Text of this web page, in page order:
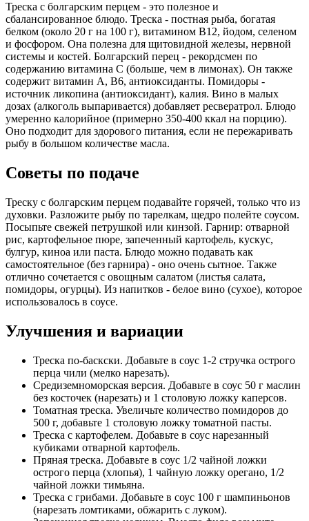
Треска с болгарским перцем - это полезное и
сбалансированное блюдо. Треска - постная рыба, богатая
белком (около 20 г на 100 г), витамином B12, йодом, селеном
и фосфором. Она полезна для щитовидной железы, нервной
системы и костей. Болгарский перец - рекордсмен по
содержанию витамина C (больше, чем в лимонах). Он также
содержит витамин A, B6, антиоксиданты. Помидоры -
источник ликопина (антиоксидант), калия. Вино в малых
дозах (алкоголь выпаривается) добавляет ресвератрол. Блюдо
умеренно калорийное (примерно 350-400 ккал на порцию).
Оно подходит для здорового питания, если не пережаривать
рыбу в большом количестве масла.
Советы по подаче
Треску с болгарским перцем подавайте горячей, только что из
духовки. Разложите рыбу по тарелкам, щедро полейте соусом.
Посыпьте свежей петрушкой или кинзой. Гарнир: отварной
рис, картофельное пюре, запеченный картофель, кускус,
булгур, киноа или паста. Блюдо можно подавать как
самостоятельное (без гарнира) - оно очень сытное. Также
отлично сочетается с овощным салатом (листья салата,
помидоры, огурцы). Из напитков - белое вино (сухое), которое
использовалось в соусе.
Улучшения и вариации
Треска по-баскски. Добавьте в соус 1-2 стручка острого
перца чили (мелко нарезать).
Средиземноморская версия. Добавьте в соус 50 г маслин
без косточек (нарезать) и 1 столовую ложку каперсов.
Томатная треска. Увеличьте количество помидоров до
500 г, добавьте 1 столовую ложку томатной пасты.
Треска с картофелем. Добавьте в соус нарезанный
кубиками отварной картофель.
Пряная треска. Добавьте в соус 1/2 чайной ложки
острого перца (хлопья), 1 чайную ложку орегано, 1/2
чайной ложки тимьяна.
Треска с грибами. Добавьте в соус 100 г шампиньонов
(нарезать ломтиками, обжарить с луком).